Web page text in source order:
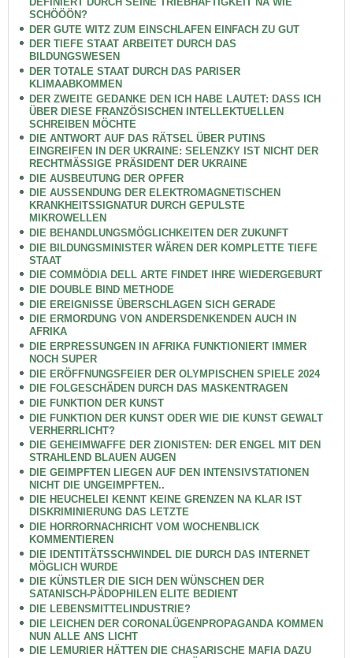
SCHÖÖÖN?
DER GUTE WITZ ZUM EINSCHLAFEN EINFACH ZU GUT
DER TIEFE STAAT ARBEITET DURCH DAS
BILDUNGSWESEN
DER TOTALE STAAT DURCH DAS PARISER
KLIMAABKOMMEN
DER ZWEITE GEDANKE DEN ICH HABE LAUTET: DASS ICH
ÜBER DIESE FRANZÖSISCHEN INTELLEKTUELLEN
SCHREIBEN MÖCHTE
DIE ANTWORT AUF DAS RÄTSEL ÜBER PUTINS
EINGREIFEN IN DER UKRAINE: SELENZKY IST NICHT DER
RECHTMÄSSIGE PRÄSIDENT DER UKRAINE
DIE AUSBEUTUNG DER OPFER
DIE AUSSENDUNG DER ELEKTROMAGNETISCHEN
KRANKHEITSSIGNATUR DURCH GEPULSTE
MIKROWELLEN
DIE BEHANDLUNGSMÖGLICHKEITEN DER ZUKUNFT
DIE BILDUNGSMINISTER WÄREN DER KOMPLETTE TIEFE
STAAT
DIE COMMÖDIA DELL ARTE FINDET IHRE WIEDERGEBURT
DIE DOUBLE BIND METHODE
DIE EREIGNISSE ÜBERSCHLAGEN SICH GERADE
DIE ERMORDUNG VON ANDERSDENKENDEN AUCH IN
AFRIKA
DIE ERPRESSUNGEN IN AFRIKA FUNKTIONIERT IMMER
NOCH SUPER
DIE ERÖFFNUNGSFEIER DER OLYMPISCHEN SPIELE 2024
DIE FOLGESCHÄDEN DURCH DAS MASKENTRAGEN
DIE FUNKTION DER KUNST
DIE FUNKTION DER KUNST ODER WIE DIE KUNST GEWALT
VERHERRLICHT?
DIE GEHEIMWAFFE DER ZIONISTEN: DER ENGEL MIT DEN
STRAHLEND BLAUEN AUGEN
DIE GEIMPFTEN LIEGEN AUF DEN INTENSIVSTATIONEN
NICHT DIE UNGEIMPFTEN..
DIE HEUCHELEI KENNT KEINE GRENZEN NA KLAR IST
DISKRIMINIERUNG DAS LETZTE
DIE HORRORNACHRICHT VOM WOCHENBLICK
KOMMENTIEREN
DIE IDENTITÄTSSCHWINDEL DIE DURCH DAS INTERNET
MÖGLICH WURDE
DIE KÜNSTLER DIE SICH DEN WÜNSCHEN DER
SATANISCH-PÄDOPHILEN ELITE BEDIENT
DIE LEBENSMITTELINDUSTRIE?
DIE LEICHEN DER CORONALÜGENPROPAGANDA KOMMEN
NUN ALLE ANS LICHT
DIE LEMURIER HÄTTEN DIE CHASARISCHE MAFIA DAZU